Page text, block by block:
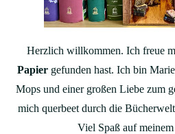
Herzlich willkommen. Ich freue
Papier gefunden hast. Ich bin
Mops und einer großen Liebe zum
mich querbeet durch die
Viel Spaß auf